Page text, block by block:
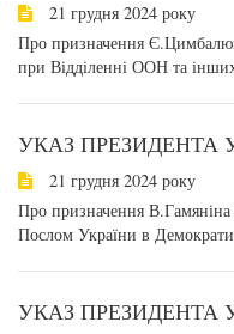
21 грудня 2024 року
Про призначення
при Відділенні ООН та
УКАЗ ПРЕЗИДЕНТА
21 грудня 2024 року
Про призначення
Послом України в
УКАЗ ПРЕЗИДЕНТА